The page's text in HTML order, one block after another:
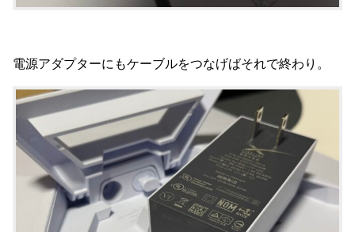
電源アダプターにもケーブルをつなげばそれで終わり。